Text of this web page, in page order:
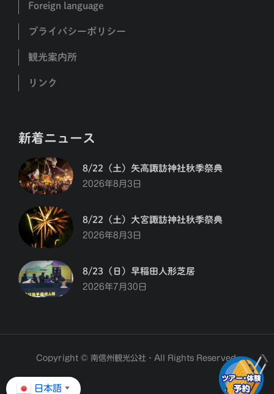
Foreign language
プライバシーポリシー
観光案内所
リンク
新着ニュース
8/22（土）矢高諏訪神社秋季祭典
2026年8月3日
8/22（土）大宮諏訪神社秋季祭典
2026年8月3日
8/23（日）早稲田人形芝居
2026年7月30日
Copyright © 南信州観光公社・All Rights Reserved.
日本語 ▼